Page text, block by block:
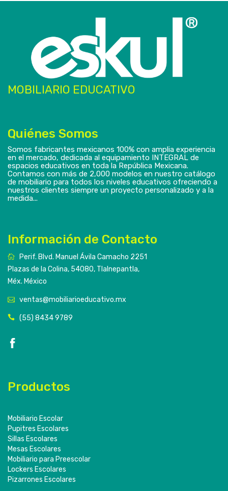
MOBILIARIO EDUCATIVO
Quiénes Somos
Somos fabricantes mexicanos 100% con amplia experiencia
en el mercado, dedicada al equipamiento INTEGRAL de
espacios educativos en toda la República Mexicana.
Contamos con más de 2,000 modelos en nuestro catálogo
de mobiliario para todos los niveles educativos ofreciendo a
nuestros clientes siempre un proyecto personalizado y a la
medida...
Información de Contacto
Perif. Blvd. Manuel Ávila Camacho 2251
Plazas de la Colina, 54080, Tlalnepantla,
Méx. México
ventas@mobiliarioeducativo.mx
(55) 8434 9789
Productos
Mobiliario Escolar
Pupitres Escolares
Sillas Escolares
Mesas Escolares
Mobiliario para Preescolar
Lockers Escolares
Pizarrones Escolares